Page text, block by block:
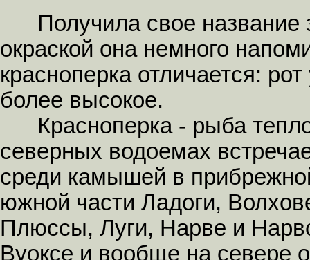
Получила свое название
окраской она немного
красноперка отличается:
более высокое.
Красноперка - рыба
северных водоемах
среди камышей в
южной части Ладоги,
Плюссы, Луги, Нарве и
Вуоксе и вообще на севере